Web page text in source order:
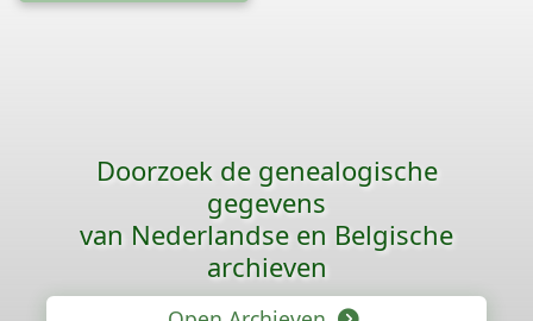
Doorzoek de genealogische
gegevens
van Nederlandse en Belgische
archieven